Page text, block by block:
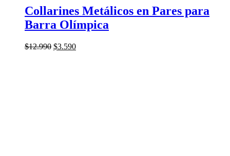
Collarines Metálicos en Pares para
Barra Olímpica
$12.990 El
$3.590El